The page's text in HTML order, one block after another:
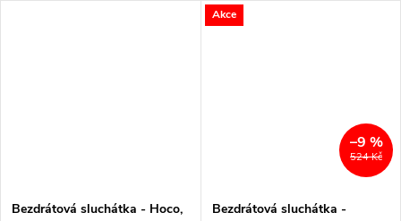
Bezdrátová sluchátka - Hoco,
Akce
524 Kč
–9 %
Bezdrátová sluchátka -